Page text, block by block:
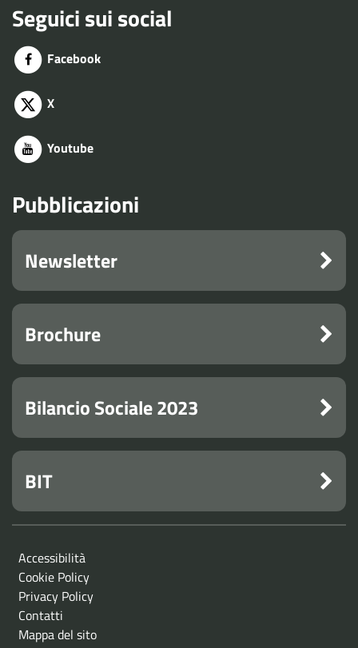
Seguici sui social
Facebook
X
Youtube
Pubblicazioni
Newsletter
Brochure
Bilancio Sociale 2023
BIT
Accessibilità
Cookie Policy
Privacy Policy
Contatti
Mappa del sito